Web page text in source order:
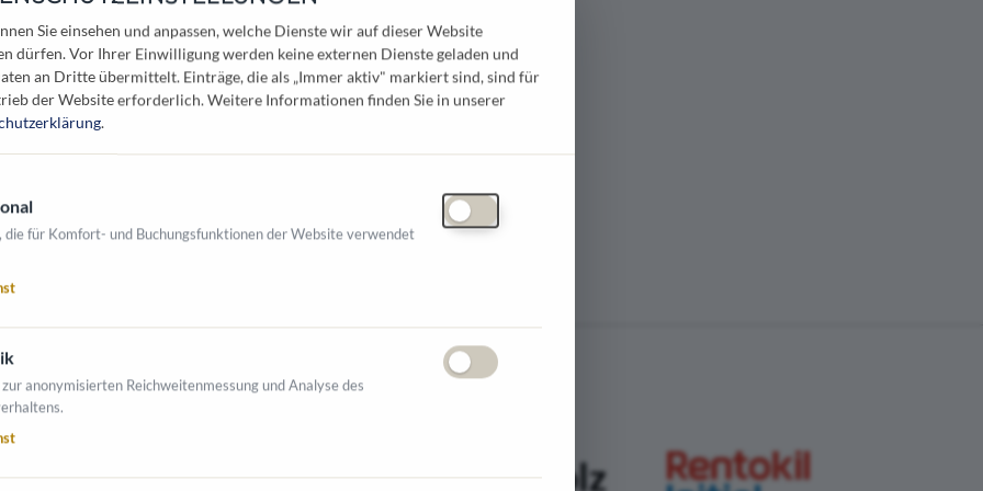
619 60 - 102
Branchen tätig:
& -technologie Verbände & Organisationen
AUSSTELLER
Sie einsehen und anpassen, welche Dienste wir auf dieser Website
dürfen. Vor Ihrer Einwilligung werden keine externen Dienste geladen und
an Dritte übermittelt. Einträge, die als „Immer aktiv" markiert sind, sind für
der Website erforderlich.Weitere Informationen finden Sie in unserer
.
die für Komfort- und Buchungsfunktionen der Website verwendet
anonymisierten Reichweitenmessung und Analyse des